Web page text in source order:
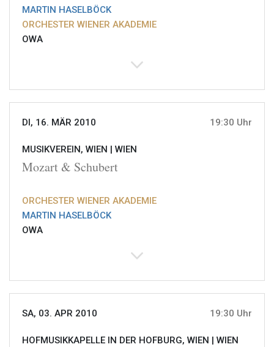
MARTIN HASELBÖCK
ORCHESTER WIENER AKADEMIE
OWA
DI, 16. MÄR 2010 19:30 Uhr
MUSIKVEREIN, WIEN | WIEN
Mozart & Schubert
ORCHESTER WIENER AKADEMIE
MARTIN HASELBÖCK
OWA
SA, 03. APR 2010 19:30 Uhr
HOFMUSIKKAPELLE IN DER HOFBURG, WIEN | WIEN